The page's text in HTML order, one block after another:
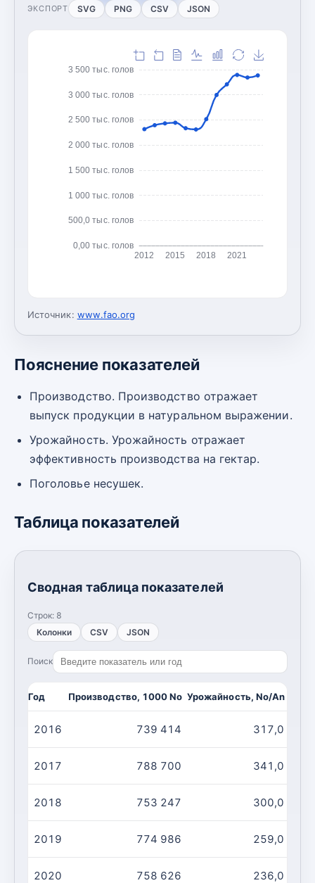
ЭКСПОРТ SVG PNG CSV JSON
0,00 тыс. голов
500,0 тыс. голов
1 000 тыс. голов
1 500 тыс. голов
2 000 тыс. голов
2 500 тыс. голов
3 000 тыс. голов
3 500 тыс. голов
2012 2015 2018 2021
Источник: www.fao.org
Пояснение показателей
Производство. Производство отражает
выпуск продукции в натуральном выражении.
Урожайность. Урожайность отражает
эффективность производства на гектар.
Поголовье несушек.
Таблица показателей
Сводная таблица показателей
Строк: 8
Колонки
CSV JSON
Поиск
Год Производство, 1000 No Урожайность, No/An
2016 739 414 317,0
2017 788 700 341,0
2018 753 247 300,0
2019 774 986 259,0
2020 758 626 236,0